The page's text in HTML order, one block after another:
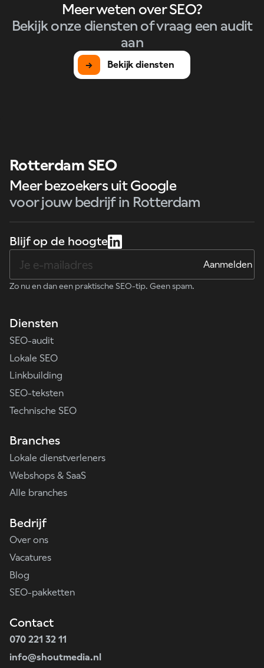
Meer weten over SEO?
Bekijk onze diensten of vraag een audit
aan
→ Bekijk diensten
Rotterdam SEO
Meer bezoekers uit Google
voor jouw bedrijf in Rotterdam
Blijf op de hoogte
Zo nu en dan een praktische SEO-tip. Geen spam.
Diensten
SEO-audit
Lokale SEO
Linkbuilding
SEO-teksten
Technische SEO
Branches
Lokale dienstverleners
Webshops & SaaS
Alle branches
Bedrijf
Over ons
Vacatures
Blog
SEO-pakketten
Contact
070 221 32 11
info@shoutmedia.nl